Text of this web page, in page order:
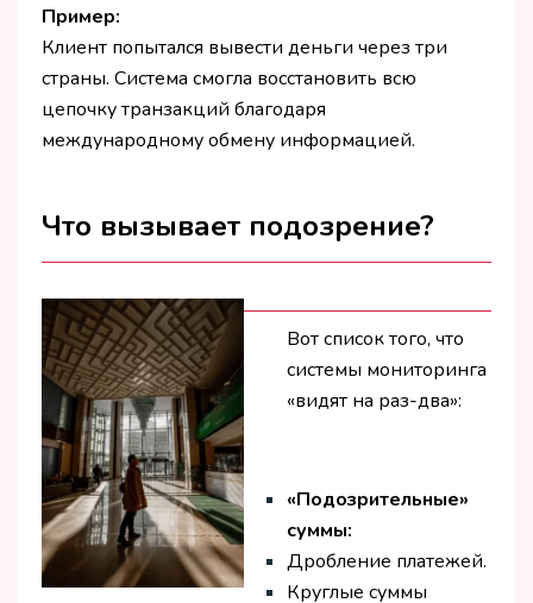
Пример:
Клиент попытался вывести деньги через три
страны. Система смогла восстановить всю
цепочку транзакций благодаря
международному обмену информацией.
Что вызывает подозрение?
Вот список того, что
системы мониторинга
«видят на раз-два»:
«Подозрительные»
суммы:
Дробление платежей.
Круглые суммы